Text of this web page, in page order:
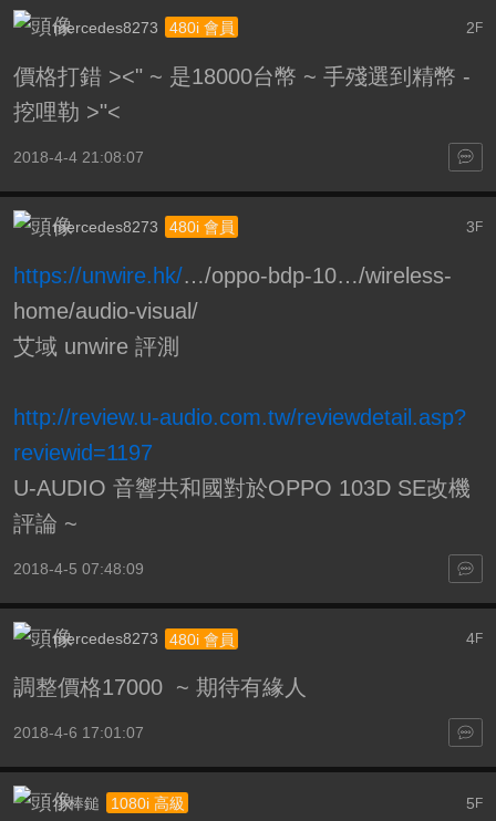
2 F
mercedes8273 480i 會員
價格打錯 ><" ~ 是18000台幣 ~ 手殘選到精幣 -
挖哩勒 >"<
2018-4-4 21:08:07
3 F
mercedes8273 480i 會員
https://unwire.hk/…/oppo-bdp-10…/wireless-
home/audio-visual/
艾域 unwire 評測
http://review.u-audio.com.tw/reviewdetail.asp?
reviewid=1197
U-AUDIO 音響共和國對於OPPO 103D SE改機
評論 ~
2018-4-5 07:48:09
4F
mercedes8273 480i 會員
調整價格17000 ~ 期待有緣人
2018-4-6 17:01:07
5F
小棒鎚 1080i 高級